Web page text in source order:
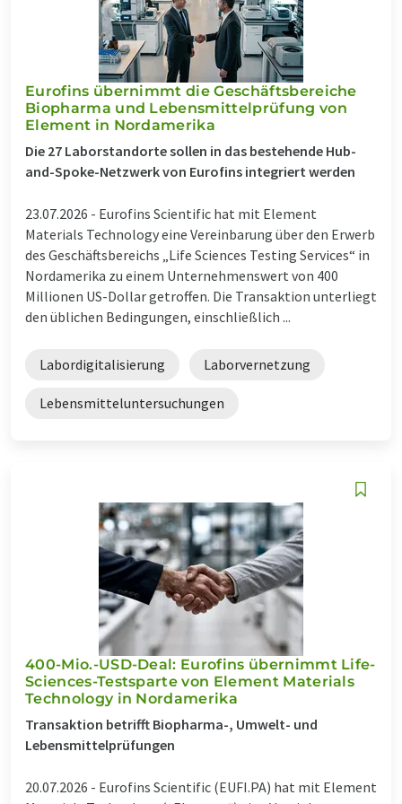
Eurofins übernimmt die Geschäftsbereiche
Biopharma und Lebensmittelprüfung von
Element in Nordamerika
Die 27 Laborstandorte sollen in das bestehende Hub-
and-Spoke-Netzwerk von Eurofins integriert werden
23.07.2026 - Eurofins Scientific hat mit Element
Materials Technology eine Vereinbarung über den Erwerb
des Geschäftsbereichs „Life Sciences Testing Services“ in
Nordamerika zu einem Unternehmenswert von 400
Millionen US-Dollar getroffen. Die Transaktion unterliegt
den üblichen Bedingungen, einschließlich ...
Labordigitalisierung Laborvernetzung
Lebensmitteluntersuchungen
400-Mio.-USD-Deal: Eurofins übernimmt Life-
Sciences-Testsparte von Element Materials
Technology in Nordamerika
Transaktion betrifft Biopharma-, Umwelt- und
Lebensmittelprüfungen
20.07.2026 - Eurofins Scientific (EUFI.PA) hat mit Element